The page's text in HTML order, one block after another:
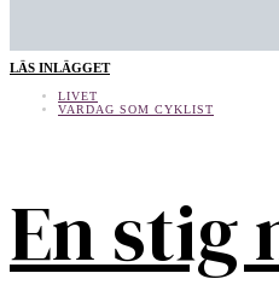
LÄS INLÄGGET
LIVET
VARDAG SOM CYKLIST
En stig